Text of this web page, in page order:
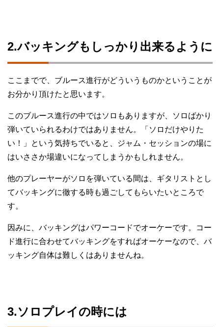
2.バッキングもしっかり出来るように
ここまでで、ブルース進行がどういうものかということが
お分かり頂けたと思います。
このブルース進行の中ではソロもありますが、ソロばかり
弾いていられるわけではありません。「ソロだけやりた
い！」という気持ちでいると、ジャム・セッションの場に
はいささか場違いになってしまうかもしれません。
他のプレーヤーがソロを弾いている間は、ギタリストとし
てバッキングに徹する時も過ごしてもらいたいところで
す。
因みに、バッキングはパワーコードでオーケーです。コー
ド進行に合わせてバッキングをすればオーケーなので、バ
ッキング自体は難しくはありませんね。
3.ソロプレイの時には